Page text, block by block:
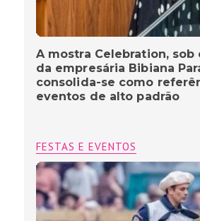
A mostra Celebration, sob
da empresária Bibiana
consolida-se como
eventos de alto padrão
FESTAS E EVENTOS